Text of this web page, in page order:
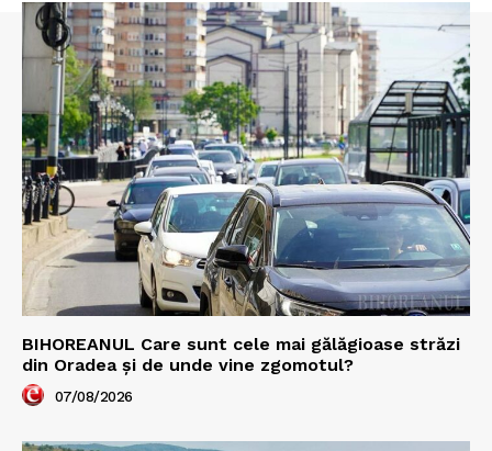
BIHOREANUL Care sunt cele mai gălăgioase străzi
din Oradea și de unde vine zgomotul?
07/08/2026